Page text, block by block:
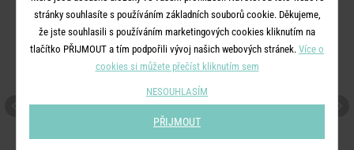
stránky souhlasíte s používáním základních souborů cookie. Děkujeme,
že jste souhlasili s používáním marketingových cookies kliknutím na
tlačítko PŘIJMOUT a tím podpořili vývoj našich webových stránek. Více o
cookies si můžete přečíst kliknutím sem
NESOUHLASÍM
PŘIJMOUT